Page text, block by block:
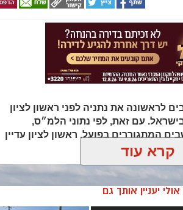
לראשונה את נתניה לפני ראשון לציון
עם זאת, לפי נתוני הלמ״ס,
המתגוררים בפועל, ראשון לציון עדיין
קרא עוד
אולי יעניין אותך גם